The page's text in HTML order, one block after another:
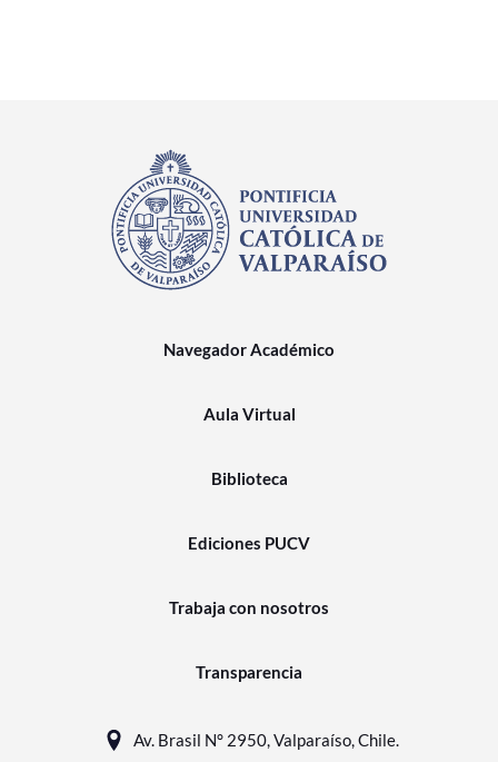
Navegador Académico
Aula Virtual
Biblioteca
Ediciones PUCV
Trabaja con nosotros
Transparencia
Av. Brasil N° 2950, Valparaíso, Chile.